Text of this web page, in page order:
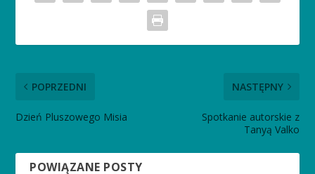
POPRZEDNI
Dzień Pluszowego Misia
NASTĘPNY
Spotkanie autorskie z
Tanyą Valko
POWIĄZANE POSTY